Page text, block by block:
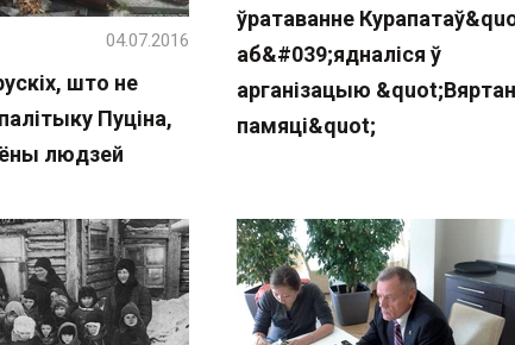
што не
Пуціна,
людзей
04.07.2016
ўратаванне
аб&#039;ядналіся ў
арганізацыю
памяці&quot;